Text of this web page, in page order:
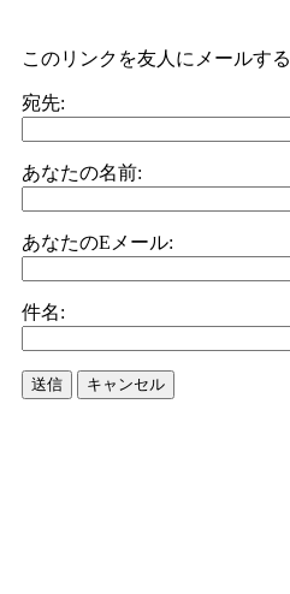
このリンクを友人にメールする
宛先:
あなたの名前:
あなたのEメール:
件名:
送信 キャンセル